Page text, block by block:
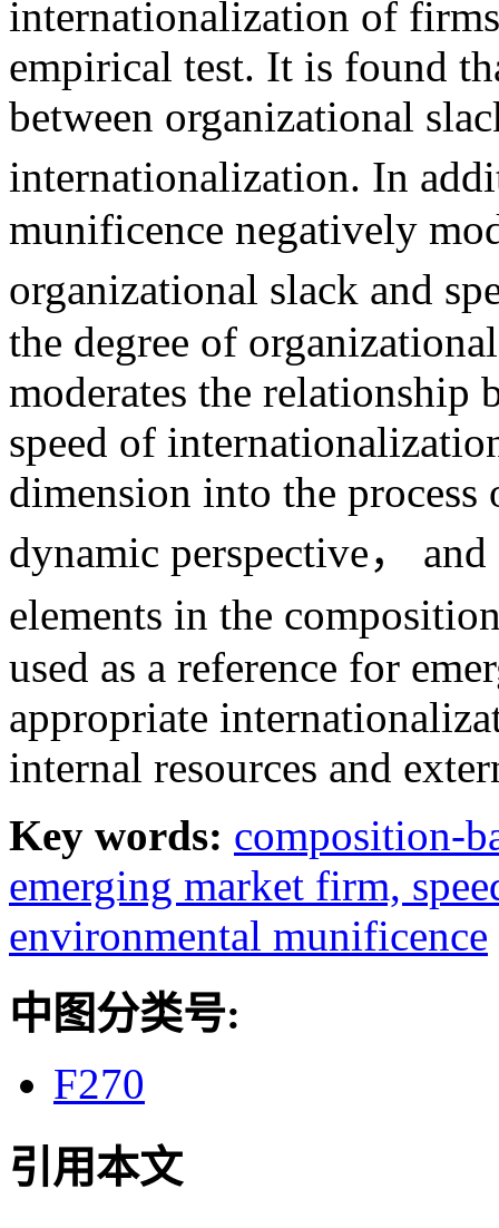
internationalization of
empirical test. It is found
between organizational
internationalization. In
munificence negatively
organizational slack and
the degree of
moderates the relationship
speed of
dimension into the
dynamic perspective，
elements in the
used as a reference for
appropriate
internal resources and
Key words: composition-
emerging market firm,
environmental munificence
中图分类号:
F270
引用本文